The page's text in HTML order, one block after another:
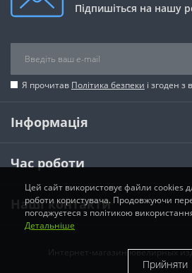
Підпишіться на нашу
Я прочитав Політика безпеки і згоден
Інформація
Час роботи
Наші контакти
Интернет-магазин ювелирных
Цей сайт використовує файли cookies
роботи користувача. Продовжуючи
погоджуєтеся з політикою
Детальніше
Прийняти